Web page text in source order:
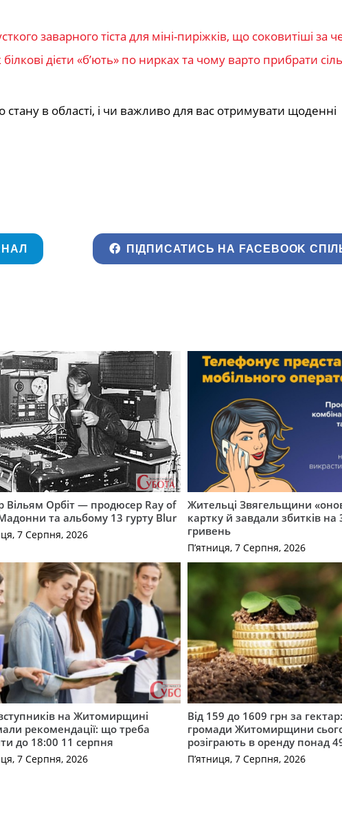
заварного тіста для міні-пиріжків, що соковитіші за
дієти «б’ють» по нирках та чому варто прибрати
в області, і чи важливо для вас отримувати щоденні
ПІДПИСАТИСЬ НА FACEBOOK
Вільям Орбіт — продюсер Ray of
та альбому 13 гурту Blur
7 Серпня, 2026
Жительці Звягельщини
картку й завдали збитків на
гривень
П’ятниця, 7 Серпня, 2026
на Житомирщині
рекомендації: що треба
до 18:00 11 серпня
7 Серпня, 2026
Від 159 до 1609 грн за
громади Житомирщини
розіграють в оренду понад
П’ятниця, 7 Серпня, 2026